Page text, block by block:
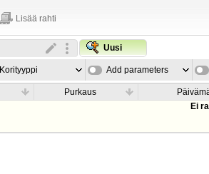
Lisää rahti
Uusi
Korityyppi Add parameters
Purkaus
Ei